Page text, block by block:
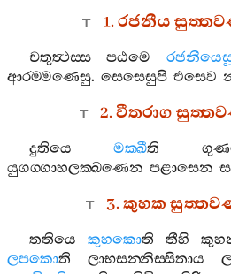
1.රජනීය
චතුත්‍ථස‍්ස පඨමෙ
ආරම‍්මණෙසු. සෙසෙසුපි එසෙව
2.වීතරාග
දුතියෙ මක‍්ඛීති
යුගග‍්ගාහලක‍්ඛණෙන පළාසෙන
3.කුහක
තතියෙ කුහකොති තීහි
ලපකොති ලාභසන‍්නිස‍්සිතාය